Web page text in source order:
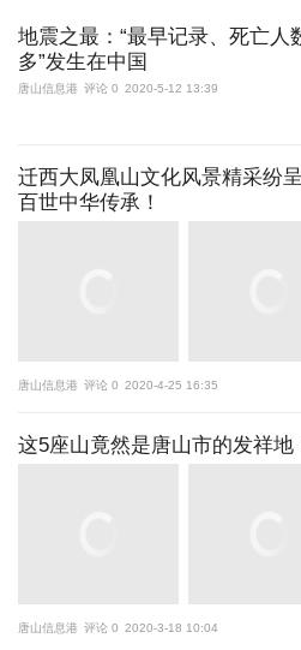
地震之最：“最早记录、死亡人
多”发生在中国
唐山信息港 评论 0 2020-5-12 13:39
迁西大凤凰山文化风景精采纷
百世中华传承！
唐山信息港 评论 0 2020-4-25 16:35
这5座山竟然是唐山市的发祥地
唐山信息港 评论 0 2020-3-18 10:04